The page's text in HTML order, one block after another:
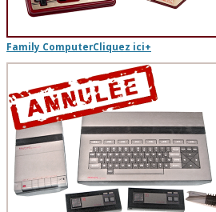
Family ComputerCliquez ici+